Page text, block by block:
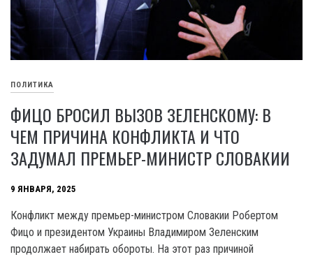
ПОЛИТИКА
ФИЦО БРОСИЛ ВЫЗОВ ЗЕЛЕНСКОМУ: В
ЧЕМ ПРИЧИНА КОНФЛИКТА И ЧТО
ЗАДУМАЛ ПРЕМЬЕР-МИНИСТР СЛОВАКИИ
9 ЯНВАРЯ, 2025
Конфликт между премьер-министром Словакии Робертом
Фицо и президентом Украины Владимиром Зеленским
продолжает набирать обороты. На этот раз причиной